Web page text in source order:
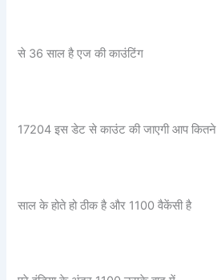
से 36 साल है एज की काउंटिंग
17204 इस डेट से काउंट की जाएगी आप कितने
साल के होते हो ठीक है और 1100 वैकेंसी है